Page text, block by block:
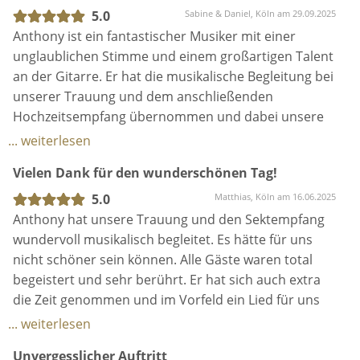
perfekten Tag. Kisses & Hugs!!
5.0
Matthias, Köln am 16.06.2025
Anthony hat unsere Trauung und den Sektempfang
wundervoll musikalisch begleitet. Es hätte für uns
nicht schöner sein können. Alle Gäste waren total
begeistert und sehr berührt. Er hat sich auch extra
die Zeit genommen und im Vorfeld ein Lied für uns
einstudiert, welches wir uns gewünscht hatten. Noch
wunderschönen Tag.
... weiterlesen
Unvergesslicher Auftritt
5.0
Birgit, Monheim am 10.06.2025
Ant hat die Herzen nicht nur des Brautpaares,
sondern aller Hochzeitsgäste mit seinen gefühlvoll
vorgetragenen Songs und seiner wundervollen
Stimme sehr berührt. Sein Auftritt war eine
Überraschung anlässlich der standesamtlichen
Trauung unseres Sohnes und Ant hat mit viel
... weiterlesen